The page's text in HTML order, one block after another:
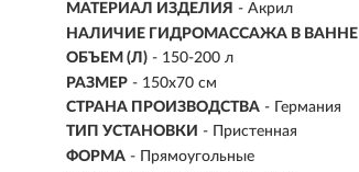
МАТЕРИАЛ ИЗДЕЛИЯ - Акрил
НАЛИЧИЕ ГИДРОМАССАЖА В ВАННЕ
ОБЪЕМ (Л) - 150-200 л
РАЗМЕР - 150х70 см
СТРАНА ПРОИЗВОДСТВА - Германия
ТИП УСТАНОВКИ - Пристенная
ФОРМА - Прямоугольные